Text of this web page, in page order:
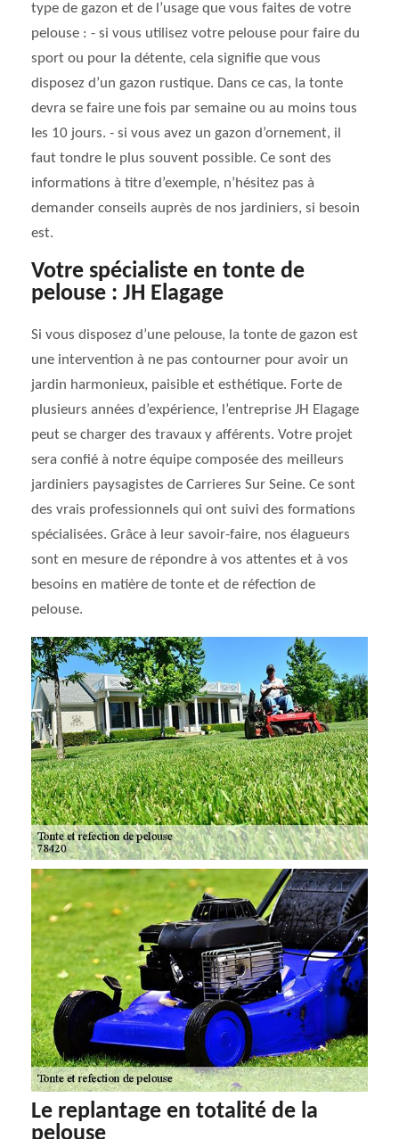
type de gazon et de l’usage que vous faites de votre
pelouse : - si vous utilisez votre pelouse pour faire du
sport ou pour la détente, cela signifie que vous
disposez d’un gazon rustique. Dans ce cas, la tonte
devra se faire une fois par semaine ou au moins tous
les 10 jours. - si vous avez un gazon d’ornement, il
faut tondre le plus souvent possible. Ce sont des
informations à titre d’exemple, n’hésitez pas à
demander conseils auprès de nos jardiniers, si besoin
est.
Votre spécialiste en tonte de
pelouse : JH Elagage
Si vous disposez d’une pelouse, la tonte de gazon est
une intervention à ne pas contourner pour avoir un
jardin harmonieux, paisible et esthétique. Forte de
plusieurs années d’expérience, l’entreprise JH Elagage
peut se charger des travaux y afférents. Votre projet
sera confié à notre équipe composée des meilleurs
jardiniers paysagistes de Carrieres Sur Seine. Ce sont
des vrais professionnels qui ont suivi des formations
spécialisées. Grâce à leur savoir-faire, nos élagueurs
sont en mesure de répondre à vos attentes et à vos
besoins en matière de tonte et de réfection de
pelouse.
Le replantage en totalité de la
pelouse